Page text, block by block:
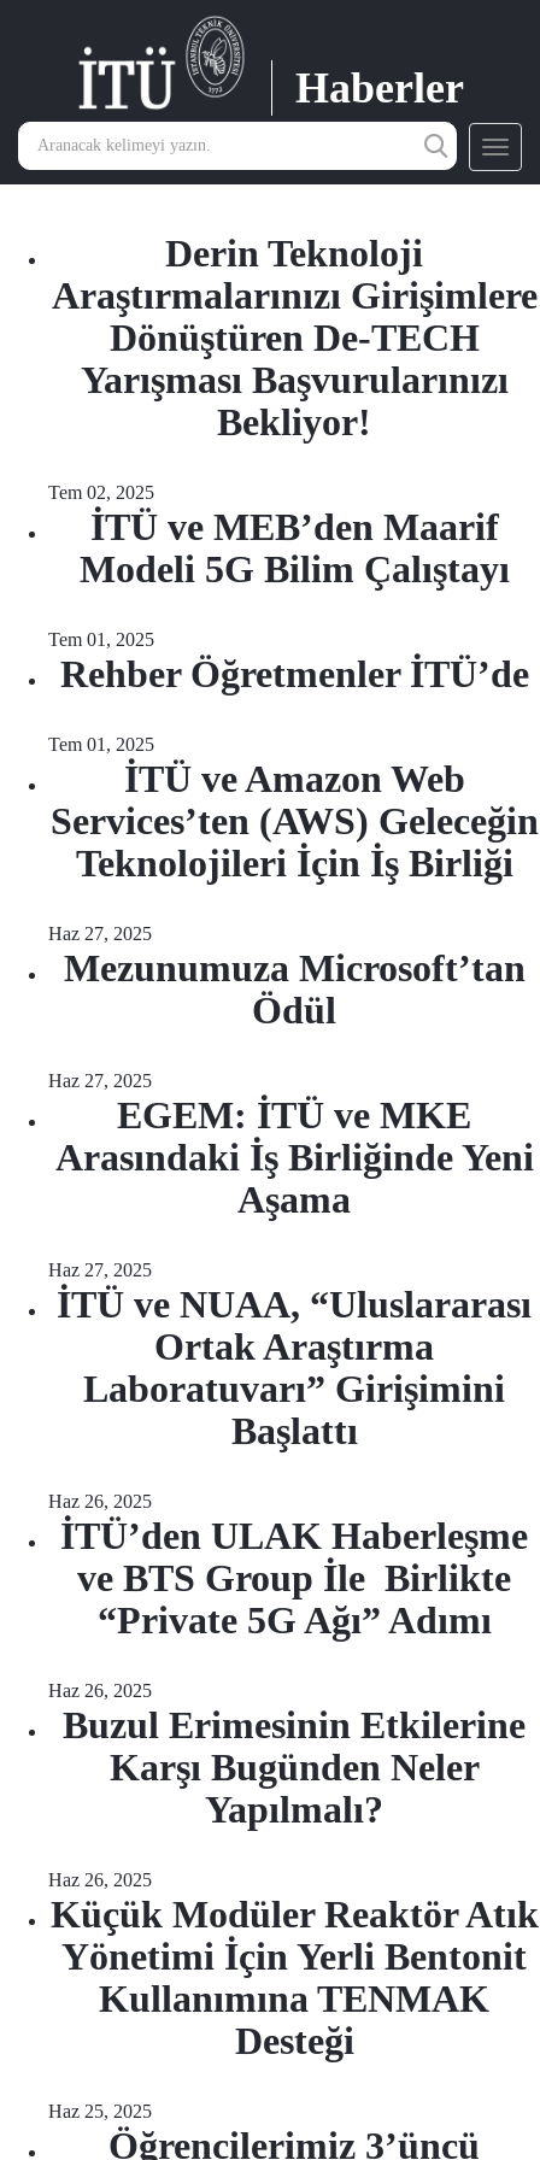
Haberler
Derin Teknoloji
Araştırmalarınızı Girişimlere
Dönüştüren De-TECH
Yarışması Başvurularınızı
Bekliyor!
Tem 02, 2025
İTÜ ve MEB’den Maarif
Modeli 5G Bilim Çalıştayı
Tem 01, 2025
Rehber Öğretmenler İTÜ’de
Tem 01, 2025
İTÜ ve Amazon Web
Services’ten (AWS) Geleceğin
Teknolojileri İçin İş Birliği
Haz 27, 2025
Mezunumuza Microsoft’tan
Ödül
Haz 27, 2025
EGEM: İTÜ ve MKE
Arasındaki İş Birliğinde Yeni
Aşama
Haz 27, 2025
İTÜ ve NUAA, “Uluslararası
Ortak Araştırma
Laboratuvarı” Girişimini
Başlattı
Haz 26, 2025
İTÜ’den ULAK Haberleşme
ve BTS Group İle Birlikte
“Private 5G Ağı” Adımı
Haz 26, 2025
Buzul Erimesinin Etkilerine
Karşı Bugünden Neler
Yapılmalı?
Haz 26, 2025
Küçük Modüler Reaktör Atık
Yönetimi İçin Yerli Bentonit
Kullanımına TENMAK
Desteği
Haz 25, 2025
Öğrencilerimiz 3’üncü